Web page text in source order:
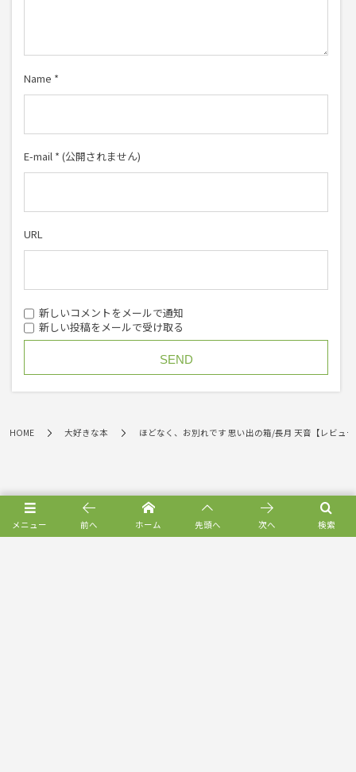
Name *
E-mail * (公開されません)
URL
新しいコメントをメールで通知
新しい投稿をメールで受け取る
HOME 大好きな本 ほどなく、お別れです 思い出の箱/長月 天音【レビュ
メニュー 検索
前へ ホーム 先頭へ 次へ